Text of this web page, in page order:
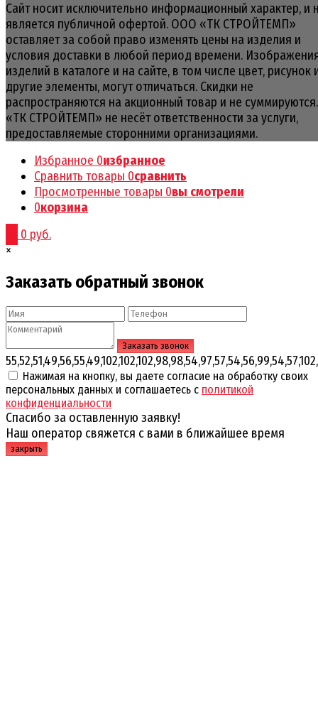
Сайт носит исключительно информационный характер, и
является публичной офертой. ООО «ТК СТРОЙТЕМП»
оставляет за собой право изменять цены на изделия и
условия доставки в любой период времени.
изделий в каталоге и на сайте, в том числе цвет, рисунок
другие элементы, могут отличаться. Скидки не
распространяются на акционный товар и не
«ТК СТРОЙТЕМП» не несёт ответственности за услуги,
предоставляемые сторонними организациями.
Избранное 0избранное
Сравнить товары 0сравнить
Просмотренные товары 0вы смотрели
0корзина
0 руб.
×
Заказать обратный звонок
Нажимая на кнопку, вы даете согласие на обработку своих
персональных данных и соглашаетесь с политикой
конфиденциальности
Спасибо за оставленную заявку!
Наш оператор свяжется с вами в ближайшее время
закрыть